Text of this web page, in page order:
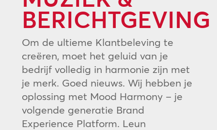
BERICHTGEVING
Om de ultieme Klantbeleving te
creëren, moet het geluid van je
bedrijf volledig in harmonie zijn met
je merk. Goed nieuws. Wij hebben je
oplossing met Mood Harmony – je
volgende generatie Brand
Experience Platform. Leun